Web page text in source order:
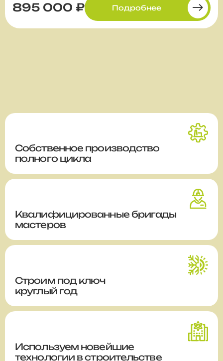
895 000 ₽ Подробнее
Собственное производство
полного цикла
Квалифицированные бригады
мастеров
Строим под ключ
круглый год
Используем новейшие
технологии в строительстве